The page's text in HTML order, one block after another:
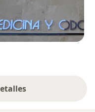
la experiencia